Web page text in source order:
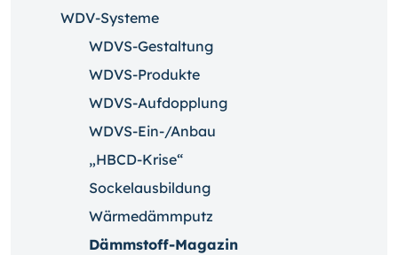
WDV-Systeme
WDVS-Gestaltung
WDVS-Produkte
WDVS-Aufdopplung
WDVS-Ein-/Anbau
„HBCD-Krise“
Sockelausbildung
Wärmedämmputz
Dämmstoff-Magazin